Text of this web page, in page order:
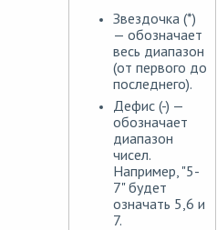
Звездочка (*)
— обозначает
весь диапазон
(от первого до
последнего).
Дефис (-) —
обозначает
диапазон
чисел.
Например, "5-
7" будет
означать 5,6 и
7.